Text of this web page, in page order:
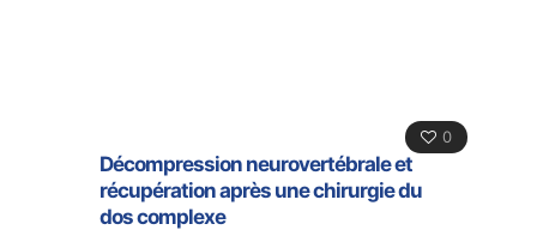
0
Décompression neurovertébrale et
récupération après une chirurgie du
dos complexe